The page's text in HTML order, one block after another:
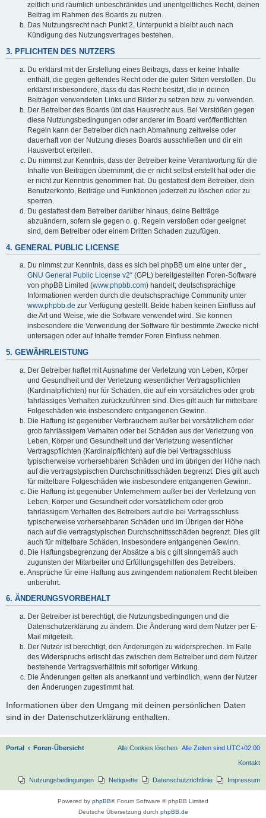
zeitlich und räumlich unbeschränktes und unentgeltliches Recht, deinen
Beitrag im Rahmen des Boards zu nutzen.
Das Nutzungsrecht nach Punkt 2, Unterpunkt a bleibt auch nach
Kündigung des Nutzungsvertrages bestehen.
3. PFLICHTEN DES NUTZERS
Du erklärst mit der Erstellung eines Beitrags, dass er keine Inhalte
enthält, die gegen geltendes Recht oder die guten Sitten verstoßen. Du
erklärst insbesondere, dass du das Recht besitzt, die in deinen
Beiträgen verwendeten Links und Bilder zu setzen bzw. zu verwenden.
Der Betreiber des Boards übt das Hausrecht aus. Bei Verstößen gegen
diese Nutzungsbedingungen oder anderer im Board veröffentlichten
Regeln kann der Betreiber dich nach Abmahnung zeitweise oder
dauerhaft von der Nutzung dieses Boards ausschließen und dir ein
Hausverbot erteilen.
Du nimmst zur Kenntnis, dass der Betreiber keine Verantwortung für die
Inhalte von Beiträgen übernimmt, die er nicht selbst erstellt hat oder die
er nicht zur Kenntnis genommen hat. Du gestattest dem Betreiber, dein
Benutzerkonto, Beiträge und Funktionen jederzeit zu löschen oder zu
sperren.
Du gestattest dem Betreiber darüber hinaus, deine Beiträge
abzuändern, sofern sie gegen o. g. Regeln verstoßen oder geeignet
sind, dem Betreiber oder einem Dritten Schaden zuzufügen.
4. GENERAL PUBLIC LICENSE
Du nimmst zur Kenntnis, dass es sich bei phpBB um eine unter der „
GNU General Public License v2“ (GPL) bereitgestellten Foren-Software
von phpBB Limited (www.phpbb.com) handelt; deutschsprachige
Informationen werden durch die deutschsprachige Community unter
www.phpbb.de zur Verfügung gestellt. Beide haben keinen Einfluss auf
die Art und Weise, wie die Software verwendet wird. Sie können
insbesondere die Verwendung der Software für bestimmte Zwecke nicht
untersagen oder auf Inhalte fremder Foren Einfluss nehmen.
5. GEWÄHRLEISTUNG
Der Betreiber haftet mit Ausnahme der Verletzung von Leben, Körper
und Gesundheit und der Verletzung wesentlicher Vertragspflichten
(Kardinalpflichten) nur für Schäden, die auf ein vorsätzliches oder grob
fahrlässiges Verhalten zurückzuführen sind. Dies gilt auch für mittelbare
Folgeschäden wie insbesondere entgangenen Gewinn.
Die Haftung ist gegenüber Verbrauchern außer bei vorsätzlichem oder
grob fahrlässigem Verhalten oder bei Schäden aus der Verletzung von
Leben, Körper und Gesundheit und der Verletzung wesentlicher
Vertragspflichten (Kardinalpflichten) auf die bei Vertragsschluss
typischerweise vorhersehbaren Schäden und im übrigen der Höhe nach
auf die vertragstypischen Durchschnittsschäden begrenzt. Dies gilt auch
für mittelbare Folgeschäden wie insbesondere entgangenen Gewinn.
Die Haftung ist gegenüber Unternehmern außer bei der Verletzung von
Leben, Körper und Gesundheit oder vorsätzlichem oder grob
fahrlässigem Verhalten des Betreibers auf die bei Vertragsschluss
typischerweise vorhersehbaren Schäden und im Übrigen der Höhe
nach auf die vertragstypischen Durchschnittsschäden begrenzt. Dies gilt
auch für mittelbare Schäden, insbesondere entgangenen Gewinn.
Die Haftungsbegrenzung der Absätze a bis c gilt sinngemäß auch
zugunsten der Mitarbeiter und Erfüllungsgehilfen des Betreibers.
Ansprüche für eine Haftung aus zwingendem nationalem Recht bleiben
unberührt.
6. ÄNDERUNGSVORBEHALT
Der Betreiber ist berechtigt, die Nutzungsbedingungen und die
Datenschutzerklärung zu ändern. Die Änderung wird dem Nutzer per E-
Mail mitgeteilt.
Der Nutzer ist berechtigt, den Änderungen zu widersprechen. Im Falle
des Widerspruchs erlischt das zwischen dem Betreiber und dem Nutzer
bestehende Vertragsverhältnis mit sofortiger Wirkung.
Die Änderungen gelten als anerkannt und verbindlich, wenn der Nutzer
den Änderungen zugestimmt hat.
Informationen über den Umgang mit deinen persönlichen Daten
sind in der Datenschutzerklärung enthalten.
Portal Foren-Übersicht Alle Zeiten sind UTC+02:00
Alle Cookies löschen
Kontakt
Impressum
Datenschutzrichtlinie
Netiquette
Nutzungsbedingungen
Powered by phpBB® Forum Software © phpBB Limited
Deutsche Übersetzung durch phpBB.de